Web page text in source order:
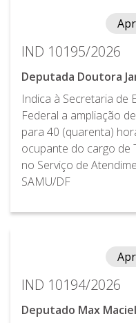
IND 10195/2026
Deputada Doutora
Indica à Secretaria de
Federal a ampliação
para 40 (quarenta)
ocupante do cargo de
no Serviço de
SAMU/DF
IND 10194/2026
Deputado Max Maciel